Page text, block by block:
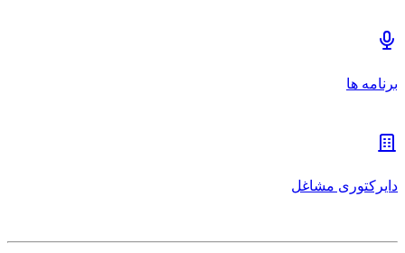
برنامه ها
دایرکتوری مشاغل